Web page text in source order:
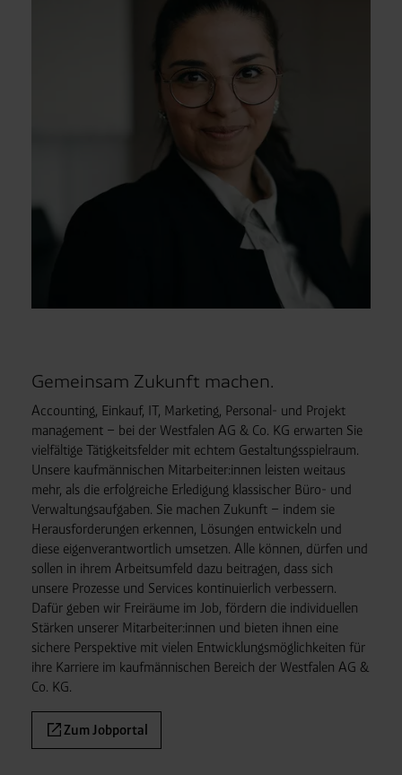
Gemeinsam Zukunft machen.
Accounting, Einkauf, IT, Marketing, Personal- und Projekt
management – bei der Westfalen AG & Co. KG erwarten Sie
vielfältige Tätigkeitsfelder mit echtem Gestaltungsspielraum.
Unsere kaufmännischen Mitarbeiter:innen leisten weitaus
mehr, als die erfolgreiche Erledigung klassischer Büro- und
Verwaltungsaufgaben. Sie machen Zukunft – indem sie
Herausforderungen erkennen, Lösungen entwickeln und
diese eigenverantwortlich umsetzen. Alle können, dürfen und
sollen in ihrem Arbeitsumfeld dazu beitragen, dass sich
unsere Prozesse und Services kontinuierlich verbessern.
Dafür geben wir Freiräume im Job, fördern die individuellen
Stärken unserer Mitarbeiter:innen und bieten ihnen eine
sichere Perspektive mit vielen Entwicklungsmöglichkeiten für
ihre Karriere im kaufmännischen Bereich der Westfalen AG &
Co. KG.
Zum Jobportal